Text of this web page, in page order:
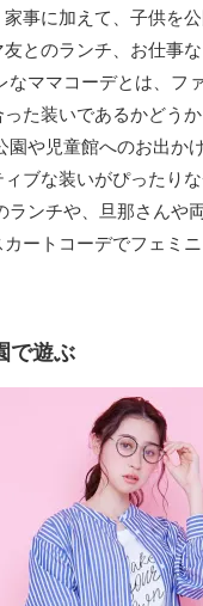
事に加えて、子供を
とのランチ、お仕事
った装いであるかどう
ブな装いがぴったり
ートコーデでフェミ
で遊ぶ